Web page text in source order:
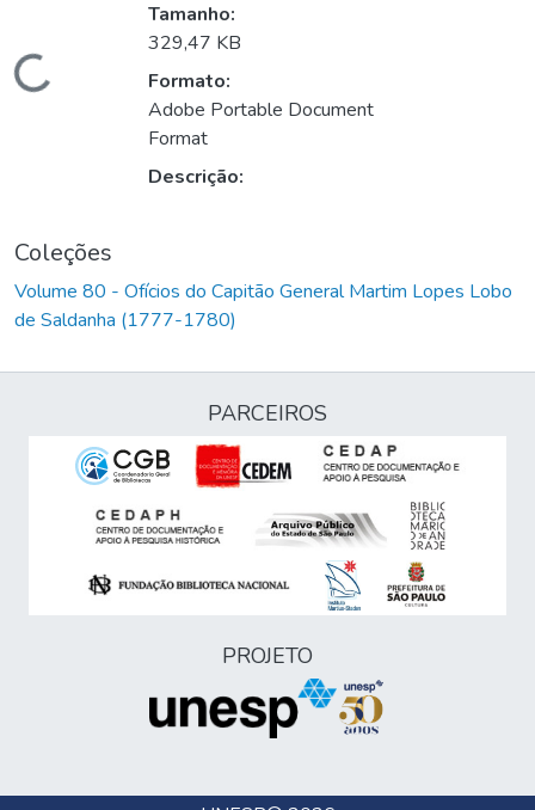
Carregando...
Tamanho:
329,47 KB
Formato:
Adobe Portable Document
Format
Descrição:
Coleções
Volume 80 - Ofícios do Capitão General Martim Lopes Lobo
de Saldanha (1777-1780)
PARCEIROS
PROJETO